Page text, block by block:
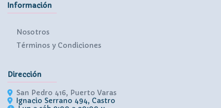
Información
Nosotros
Términos y Condiciones
Dirección
San Pedro 416, Puerto Varas
Ignacio Serrano 494, Castro